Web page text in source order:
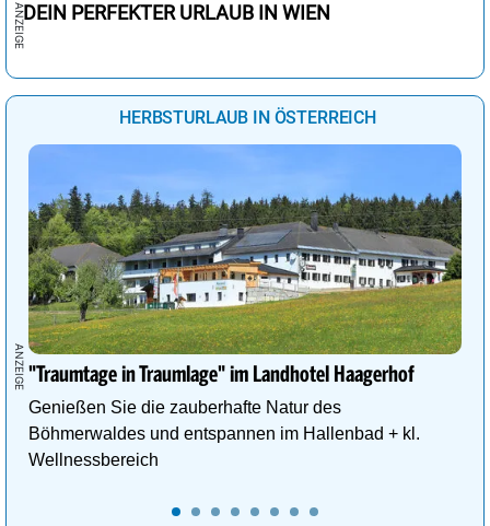
DEIN PERFEKTER URLAUB IN WIEN
HERBSTURLAUB IN ÖSTERREICH
"Traumtage in Traumlage" im Landhotel Haagerhof
Genießen Sie die zauberhafte Natur des
Böhmerwaldes und entspannen im Hallenbad + kl.
Wellnessbereich